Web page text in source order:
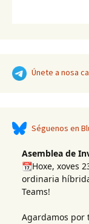
Únete a nosa
Séguenos en